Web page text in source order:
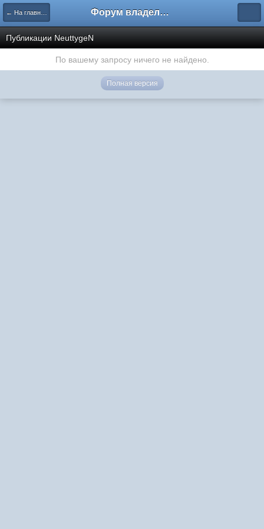
← На главную Форум владельцев интернет-магазинов
Публикации NeuttygeN
По вашему запросу ничего не найдено.
Полная версия